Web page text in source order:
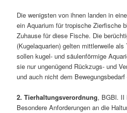
Die wenigsten von ihnen landen in
ein Aquarium für tropische Zierfische
Zuhause für diese Fische. Die
(Kugelaquarien) gelten mittlerweile als
sollen kugel- und säulenförmige
sie nur ungenügend Rückzugs- und
und auch nicht dem
2. Tierhaltungsverordnung, BGBl. II
Besondere Anforderungen an die